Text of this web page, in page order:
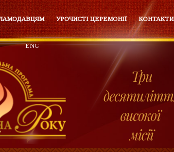
УРОЧИСТІ ЦЕРЕМОНІЇ КОНТАКТИ
ENG